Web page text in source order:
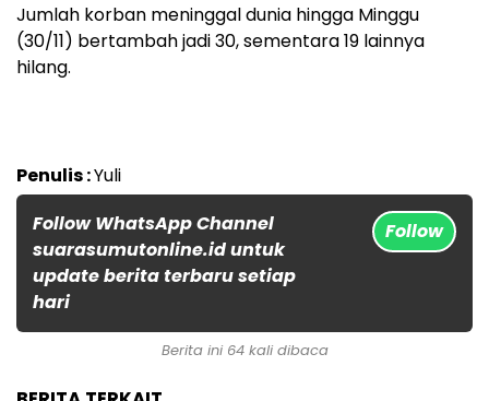
Jumlah korban meninggal dunia hingga Minggu
(30/11) bertambah jadi 30, sementara 19 lainnya
hilang.
Penulis :Yuli
Follow WhatsApp Channel
suarasumutonline.id untuk
update berita terbaru setiap
hari
Follow
Berita ini 64 kali dibaca